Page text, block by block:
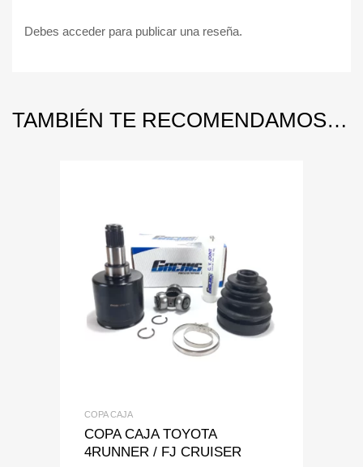
Debes acceder para publicar una reseña.
TAMBIÉN TE RECOMENDAMOS…
Add to Wishlist
Add to Compare
COPA CAJA
COPA CAJA TOYOTA
4RUNNER / FJ CRUISER